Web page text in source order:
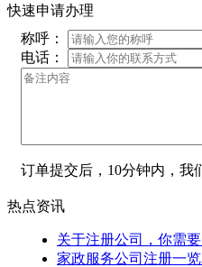
快速申请办理
称呼：
电话：
订单提交后，10分钟内，我
热点资讯
关于注册公司，你需
家政服务公司注册一